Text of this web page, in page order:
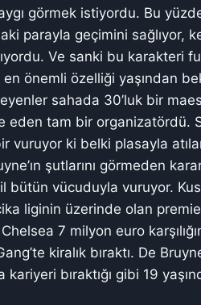
görmek istiyordu. Bu
parayla geçimini sağlıyor,
Ve sanki bu karakteri
en önemli özelliği yaşından
sahada 30’luk bir
eden tam bir organizatördü.
vuruyor ki belki plasayla
şutlarını görmeden
bütün vücuduyla vuruyor.
liginin üzerinde olan
7 milyon euro
kiralık bıraktı. De
bıraktığı gibi 19